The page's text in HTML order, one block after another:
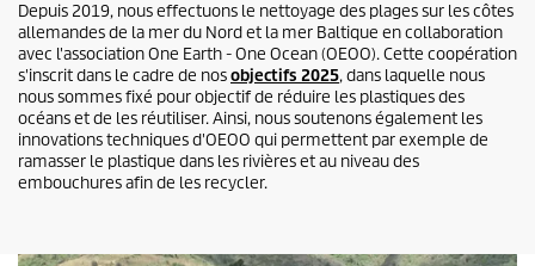
Depuis 2019, nous effectuons le nettoyage des plages sur les côtes
allemandes de la mer du Nord et la mer Baltique en collaboration
avec l'association One Earth - One Ocean (OEOO). Cette coopération
s'inscrit dans le cadre de nosobjectifs 2025, dans laquelle nous
nous sommes fixé pour objectif de réduire les plastiques des
océans et de les réutiliser. Ainsi, nous soutenons également les
innovations techniques d'OEOO qui permettent par exemple de
ramasser le plastique dans les rivières et au niveau des
embouchures afin de les recycler.